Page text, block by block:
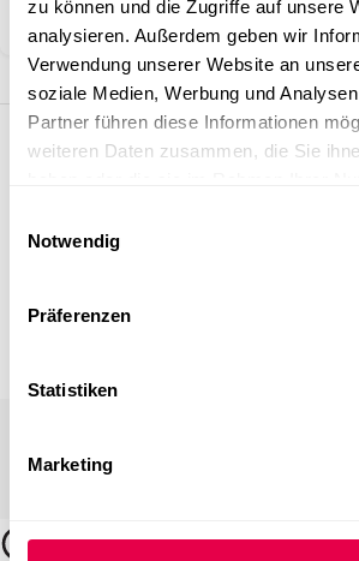
zu können und die Zugriffe auf unsere
analysieren. Außerdem geben wir
Verwendung unserer Website an
soziale Medien, Werbung und
Partner führen diese Informationen
weiteren Daten zusammen, die Sie
Notwendig
Präferenzen
Statistiken
Marketing
Teilen: